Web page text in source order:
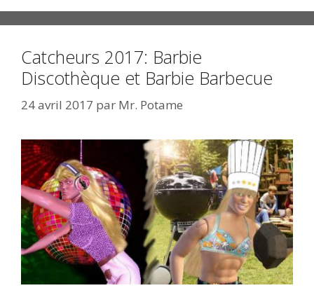
Catcheurs 2017: Barbie
Discothèque et Barbie Barbecue
24 avril 2017 par Mr. Potame